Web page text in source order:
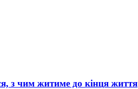
з чим житиме до кінця життя